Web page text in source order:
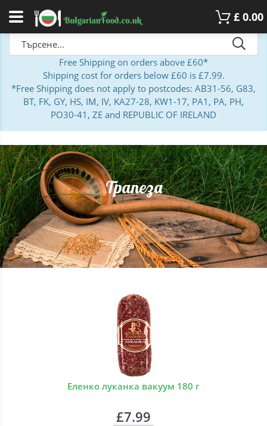
£ 0.00
Free Shipping on orders above £60*
Shipping cost for orders below £60 is £7.99.
*Free Shipping does not apply to postcodes: AB31-56, G83,
BT, FK, GY, HS, IM, IV, KA27-28, KW1-17, PA1, PA, PH,
PO30-41, ZE and REPUBLIC OF IRELAND
Трапеза
Еленко луканка вакуум 180 г
£7.99